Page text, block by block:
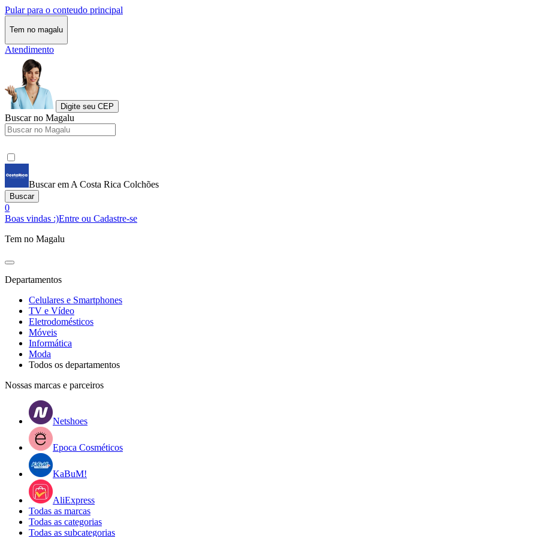
Pular para o conteudo principal
Tem no magalu
Atendimento
Digite seu CEP
Buscar no Magalu
Buscar em A Costa Rica Colchões
Buscar
0
Boas vindas :)Entre ou Cadastre-se
Tem no Magalu
Departamentos
Celulares e Smartphones
TV e Vídeo
Eletrodomésticos
Móveis
Informática
Moda
Todos os departamentos
Nossas marcas e parceiros
Netshoes
Epoca Cosméticos
KaBuM!
AliExpress
Todas as marcas
Todas as categorias
Todas as subcategorias